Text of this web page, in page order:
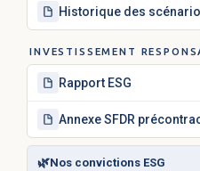
Historique des
INVESTISSEMENT
Rapport ESG
Annexe SFDR
🌿Nos convictions ESG